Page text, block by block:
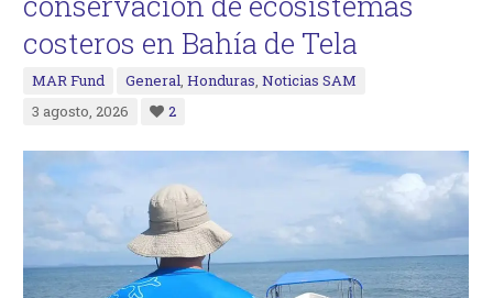
costeros en Bahía de Tela
MAR Fund General,Honduras,Noticias SAM
3 agosto, 2026
2